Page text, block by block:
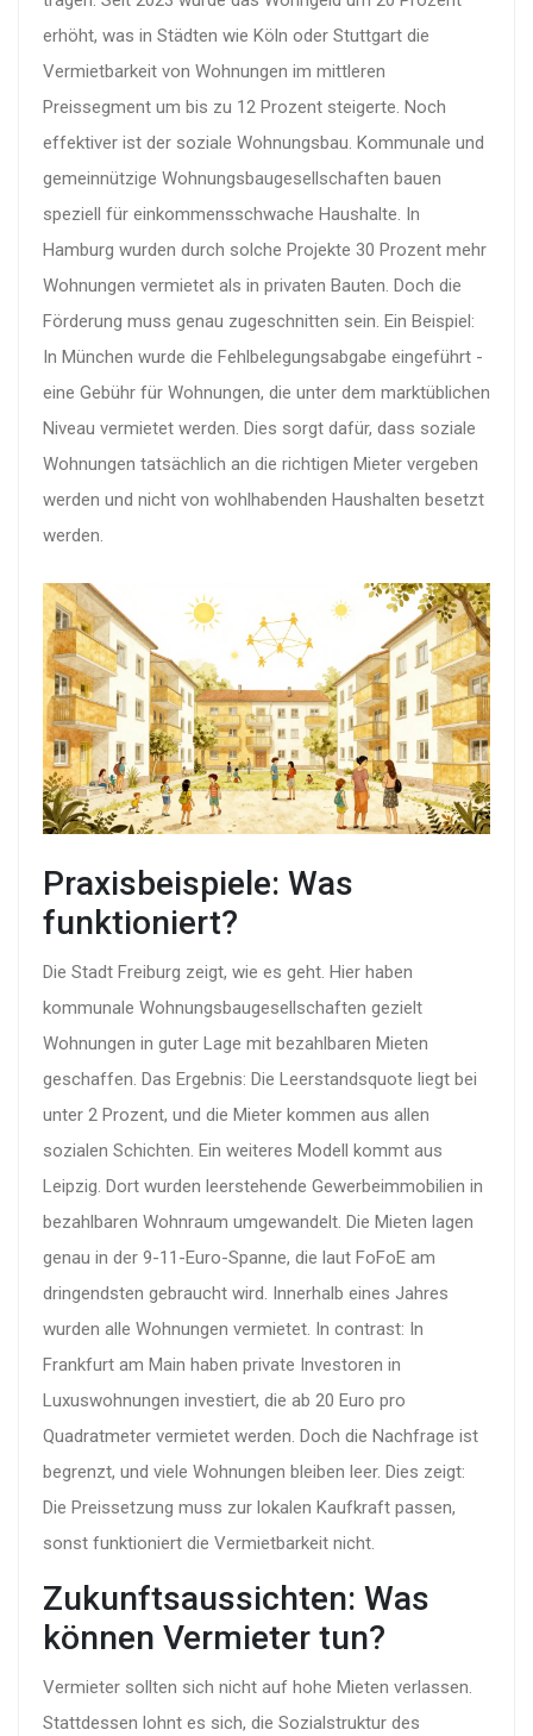
erhöht, was in Städten wie Köln oder Stuttgart die
Vermietbarkeit von Wohnungen im mittleren
Preissegment um bis zu 12 Prozent steigerte. Noch
effektiver ist der soziale Wohnungsbau. Kommunale und
gemeinnützige Wohnungsbaugesellschaften bauen
speziell für einkommensschwache Haushalte. In
Hamburg wurden durch solche Projekte 30 Prozent mehr
Wohnungen vermietet als in privaten Bauten. Doch die
Förderung muss genau zugeschnitten sein. Ein Beispiel:
In München wurde die Fehlbelegungsabgabe eingeführt -
eine Gebühr für Wohnungen, die unter dem marktüblichen
Niveau vermietet werden. Dies sorgt dafür, dass soziale
Wohnungen tatsächlich an die richtigen Mieter vergeben
werden und nicht von wohlhabenden Haushalten besetzt
werden.
Praxisbeispiele: Was
funktioniert?
Die Stadt Freiburg zeigt, wie es geht. Hier haben
kommunale Wohnungsbaugesellschaften gezielt
Wohnungen in guter Lage mit bezahlbaren Mieten
geschaffen. Das Ergebnis: Die Leerstandsquote liegt bei
unter 2 Prozent, und die Mieter kommen aus allen
sozialen Schichten. Ein weiteres Modell kommt aus
Leipzig. Dort wurden leerstehende Gewerbeimmobilien in
bezahlbaren Wohnraum umgewandelt. Die Mieten lagen
genau in der 9-11-Euro-Spanne, die laut FoFoE am
dringendsten gebraucht wird. Innerhalb eines Jahres
wurden alle Wohnungen vermietet. In contrast: In
Frankfurt am Main haben private Investoren in
Luxuswohnungen investiert, die ab 20 Euro pro
Quadratmeter vermietet werden. Doch die Nachfrage ist
begrenzt, und viele Wohnungen bleiben leer. Dies zeigt:
Die Preissetzung muss zur lokalen Kaufkraft passen,
sonst funktioniert die Vermietbarkeit nicht.
Zukunftsaussichten: Was
können Vermieter tun?
Vermieter sollten sich nicht auf hohe Mieten verlassen.
Stattdessen lohnt es sich, die Sozialstruktur des